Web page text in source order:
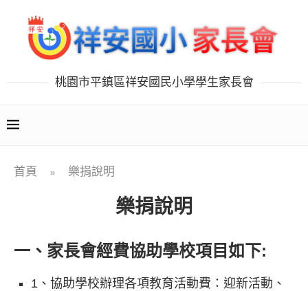
桃園市平鎮區祥安國民小學學生家長會
首頁 » 樂捐說明
樂捐說明
一、家長會經費協助學校項目如下:
1、協助學校辦理各項教育活動費： 迎新活動、